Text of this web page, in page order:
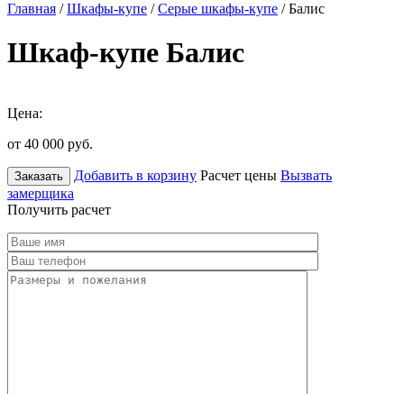
Главная /Шкафы-купе /Серые шкафы-купе / Балис
Шкаф-купе Балис
Цена:
от 40 000 руб.
Заказать Добавить в корзину Расчет цены Вызвать
замерщика
Получить расчет